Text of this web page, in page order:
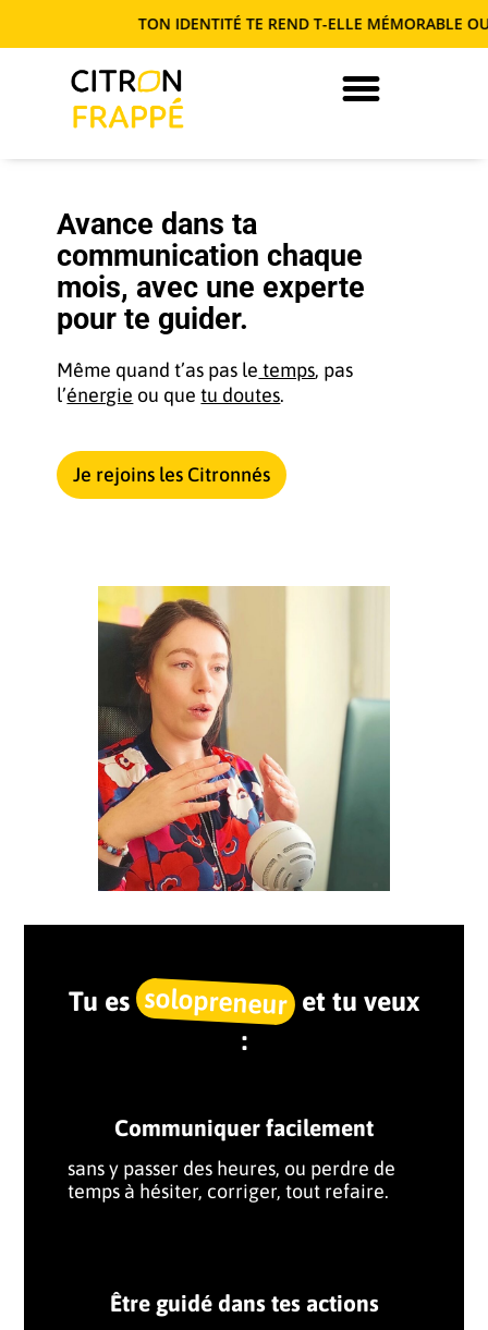
TON IDENTITÉ TE REND T-ELLE MÉMORABLE OU
Avance dans ta
communication chaque
mois, avec une experte
pour te guider.
Même quand t’as pas le temps, pas
l’énergie ou quetu doutes.
Je rejoins les Citronnés
Tu es solopreneur et tu veux
:
Communiquer facilement
sans y passer des heures, ou perdre de
temps à hésiter, corriger, tout refaire.
Être guidé dans tes actions